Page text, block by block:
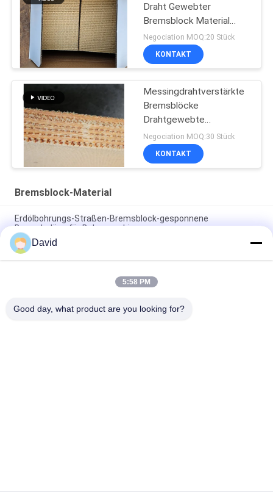
Draht Gewebter
Bremsblock Material
Messingdraht verstärkt
Negociation MOQ:20 Stück
KONTAKT
Messingdrahtverstärkte
Bremsblöcke
Drahtgewebte
Bremsblöcke für
Ölbrunnen
Negociation MOQ:30 Stück
KONTAKT
Bremsblock-Material
Erdölbohrungs-Straßen-Bremsblock-gesponnene
Bremsbeläge für Bohrmaschinen
Asbestfreier gewebter Bremsbelag, gewebter Bremsblock,
gewebter Bremsbelag für Ölbohrungen
Bohrmaschine Gewebte Bremsbeläge Harzbremsblöcke für
David
5:58 PM
Good day, what product are you looking for?